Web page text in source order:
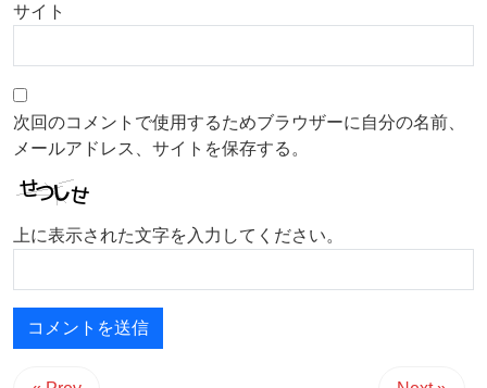
サイト
次回のコメントで使用するためブラウザーに自分の名前、
メールアドレス、サイトを保存する。
上に表示された文字を入力してください。